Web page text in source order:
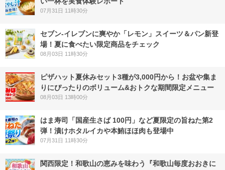
07月31日 11時30分
セブン‐イレブンに爽やか「レモン」スイーツ＆パン新登
場！夏に食べたい限定商品をチェック
08月03日 11時30分
ピザハット夏休みセット3種が3,000円から！お盆や集ま
りにぴったりのボリューム&おトクな期間限定メニュー
08月03日 13時00分
はま寿司「国産生さば 100円」など夏限定の旨ねた第2
弾！漬けホタルイカや本鮪ほほ肉も登場中
07月31日 11時30分
関西限定！和歌山の恵みを味わう『和歌山毎度おおきに